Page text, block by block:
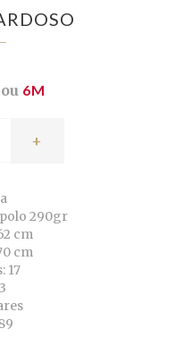
6M
+
290gr
cm
cm
17